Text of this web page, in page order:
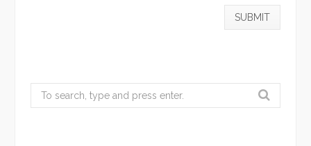
Search
for: